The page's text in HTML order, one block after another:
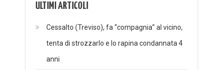
ULTIMI ARTICOLI
Cessalto (Treviso), fa “compagnia” al vicino,
tenta di strozzarlo e lo rapina condannata 4
anni